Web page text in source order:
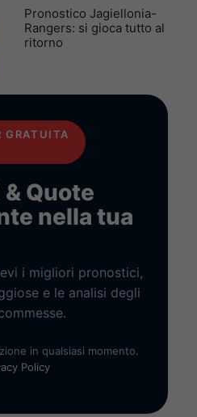
Pronostico Jagiellonia-
Rangers: si gioca tutto al
ritorno
GRATUITA
Quote
nella tua
i migliori pronostici,
e le analisi degli
in qualsiasi momento.
Policy